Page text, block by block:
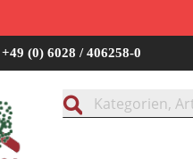
+49 (0) 6028 / 406258-0